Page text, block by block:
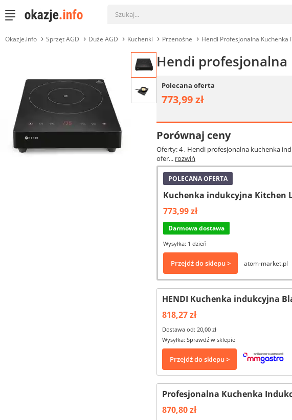
Okazje.info Sprzęt AGD Duże AGD Kuchenki Przenośne Hendi Profesjonalna Kuchenka
Hendi profesjonalna
Polecana oferta
773,99 zł
Porównaj ceny
Oferty: 4, Hendi profesjonalna kuchenka
ofer... rozwiń
POLECANA OFERTA
Kuchenka indukcyjna Kitchen
773,99 zł
Darmowa dostawa
Wysyłka: 1 dzień
Przejdź do sklepu > atom-market.pl
HENDI Kuchenka indukcyjna
818,27 zł
Dostawa od: 20,00 zł
Wysyłka: Sprawdź w sklepie
Przejdź do sklepu >
Profesjonalna Kuchenka
870,80 zł